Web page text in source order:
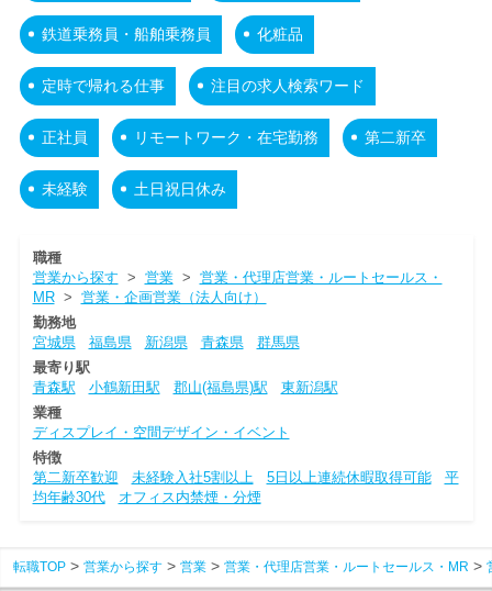
鉄道乗務員・船舶乗務員 化粧品
定時で帰れる仕事 注目の求人検索ワード
正社員 リモートワーク・在宅勤務 第二新卒
未経験 土日祝日休み
職種
営業から探す > 営業> 営業・代理店営業・ルートセールス・
MR> 営業・企画営業（法人向け）
勤務地
宮城県
福島県 新潟県 青森県
群馬県
最寄り駅
青森駅
小鶴新田駅 郡山(福島県)駅
東新潟駅
業種
ディスプレイ・空間デザイン・イベント
特徴
第二新卒歓迎
未経験入社5割以上 5日以上連続休暇取得可能
平
均年齢30代
オフィス内禁煙・分煙
転職TOP 営業から探す 営業 営業・代理店営業・ルートセールス・MR